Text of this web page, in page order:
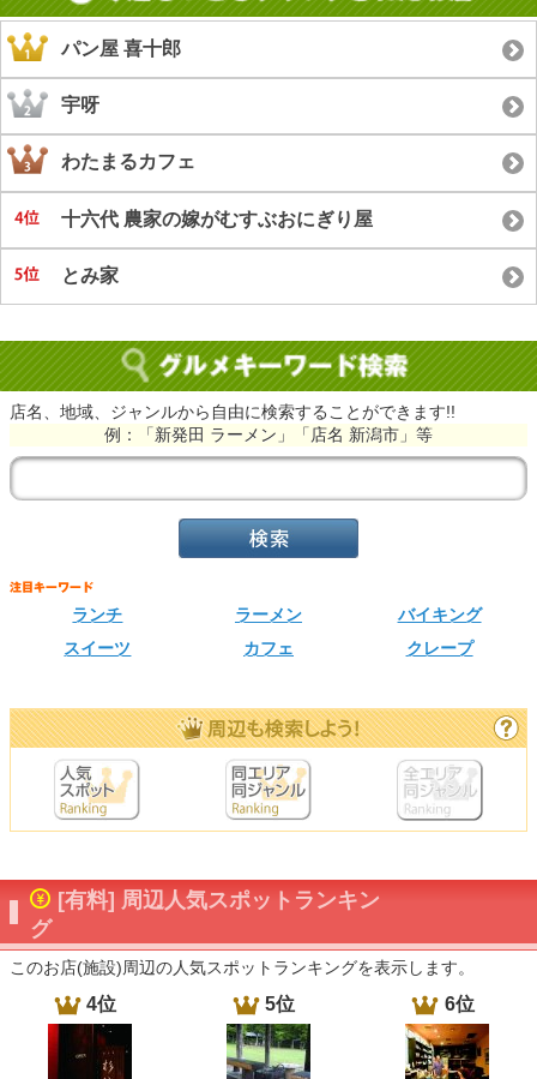
パン屋 喜十郎
宇呀
わたまるカフェ
十六代 農家の嫁がむすぶおにぎり屋
とみ家
店名、地域、ジャンルから自由に検索することができます!!
例：「新発田 ラーメン」「店名 新潟市」等
ランチ ラーメン
バイキング
スイーツ
カフェ クレープ
[有料] 周辺人気スポットランキン
グ
このお店(施設)周辺の人気スポットランキングを表示します。
4位 5位 6位